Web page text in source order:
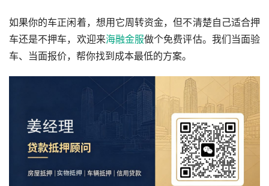
如果你的车正闲着，想用它周转资金，但不清楚自己适合押
车还是不押车，欢迎来海融金服做个免费评估。我们当面验
车、当面报价，帮你找到成本最低的方案。